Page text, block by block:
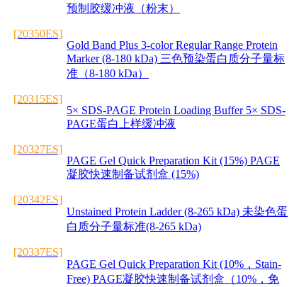
预制胶缓冲液（粉末）
[20350ES]
Gold Band Plus 3-color Regular Range Protein
Marker (8-180 kDa) 三色预染蛋白质分子量标
准（8-180 kDa）
[20315ES]
5× SDS-PAGE Protein Loading Buffer 5× SDS-
PAGE蛋白上样缓冲液
[20327ES]
PAGE Gel Quick Preparation Kit (15%) PAGE
凝胶快速制备试剂盒 (15%)
[20342ES]
Unstained Protein Ladder (8-265 kDa) 未染色蛋
白质分子量标准(8-265 kDa)
[20337ES]
PAGE Gel Quick Preparation Kit (10%，Stain-
Free) PAGE凝胶快速制备试剂盒（10%，免